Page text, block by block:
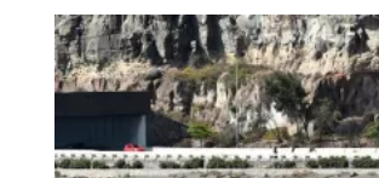
El Cabildo culmina la
nuevas guaguas de dos pisos
transporte público de
06/08/2026